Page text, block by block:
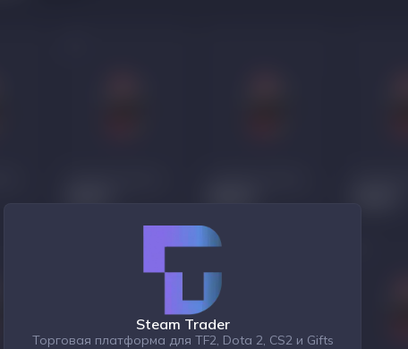
Steam Trader
Торговая платформа для TF2, Dota 2, CS2 и Gifts